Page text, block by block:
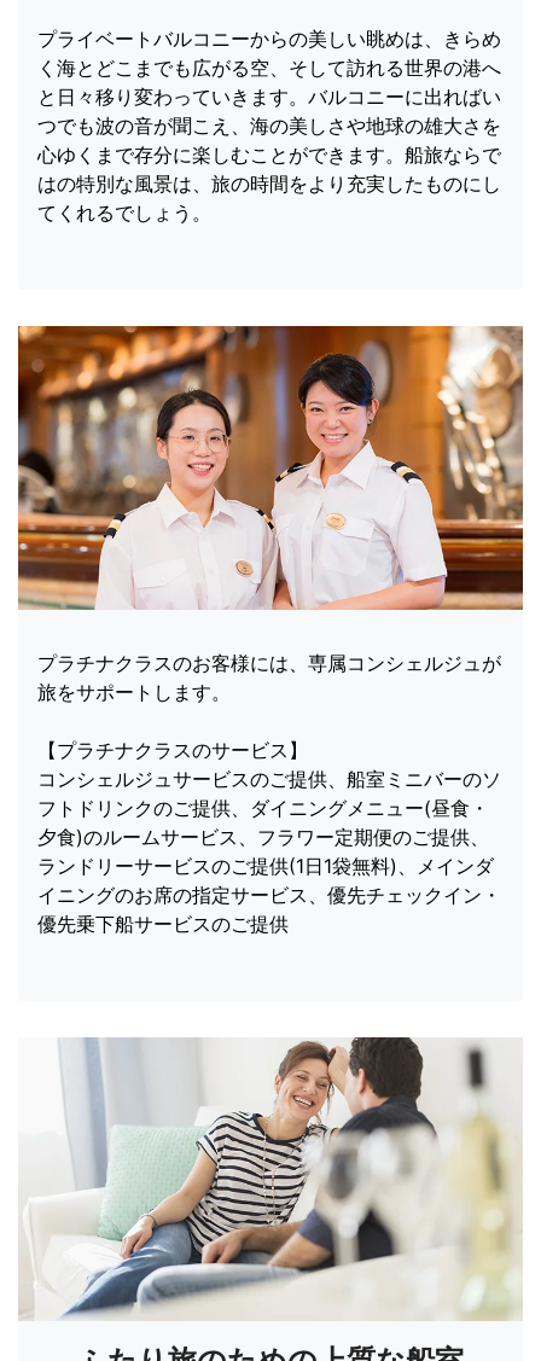
プライベートバルコニーからの美しい眺めは、きらめ
く海とどこまでも広がる空、そして訪れる世界の港へ
と日々移り変わっていきます。バルコニーに出ればい
つでも波の音が聞こえ、海の美しさや地球の雄大さを
心ゆくまで存分に楽しむことができます。船旅ならで
はの特別な風景は、旅の時間をより充実したものにし
てくれるでしょう。
プラチナクラスのお客様には、専属コンシェルジュが
旅をサポートします。
【プラチナクラスのサービス】
コンシェルジュサービスのご提供、船室ミニバーのソ
フトドリンクのご提供、ダイニングメニュー(昼食・
夕食)のルームサービス、フラワー定期便のご提供、
ランドリーサービスのご提供(1日1袋無料)、メインダ
イニングのお席の指定サービス、優先チェックイン・
優先乗下船サービスのご提供